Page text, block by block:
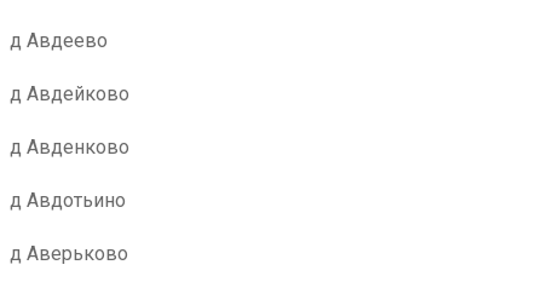
д Авдеево
д Авдейково
д Авденково
д Авдотьино
д Аверьково